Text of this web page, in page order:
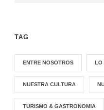
TAG
ENTRE NOSOTROS LO
NUESTRA CULTURA
TURISMO & GASTRONOMIA